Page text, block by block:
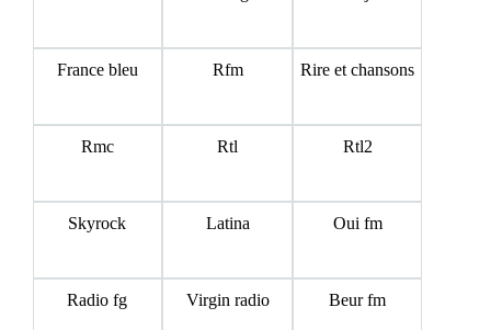
France bleu Rfm Rire et chansons
Rmc Rtl Rtl2
Skyrock Latina Oui fm
Radio fg Virgin radio Beur fm